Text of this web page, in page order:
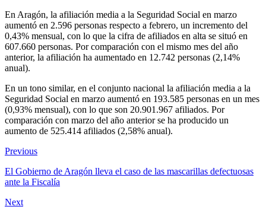
En Aragón, la afiliación media a la Seguridad Social en marzo
aumentó en 2.596 personas respecto a febrero, un incremento del
0,43% mensual, con lo que la cifra de afiliados en alta se situó en
607.660 personas. Por comparación con el mismo mes del año
anterior, la afiliación ha aumentado en 12.742 personas (2,14%
anual).
En un tono similar, en el conjunto nacional la afiliación media a la
Seguridad Social en marzo aumentó en 193.585 personas en un mes
(0,93% mensual), con lo que son 20.901.967 afiliados. Por
comparación con marzo del año anterior se ha producido un
aumento de 525.414 afiliados (2,58% anual).
Previous
El Gobierno de Aragón lleva el caso de las mascarillas defectuosas
ante la Fiscalía
Next